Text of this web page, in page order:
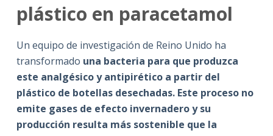
plástico en paracetamol
Un equipo de investigación de Reino Unido ha
transformado una bacteria para que produzca
este analgésico y antipirético a partir del
plástico de botellas desechadas. Este proceso no
emite gases de efecto invernadero y su
producción resulta más sostenible que la